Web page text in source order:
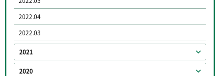
2022.04
2022.03
2021
2020